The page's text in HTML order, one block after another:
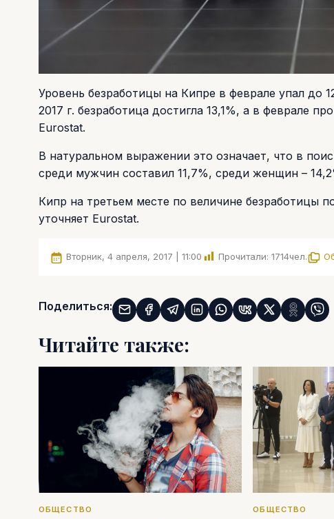
Уровень безработицы на Кипре в феврале упал
2017 г. безработица достигла 13,1%, а в феврале
Eurostat.
В натуральном выражении это означает, что в
среди мужчин составил 11,7%, среди женщин –
Кипр на третьем месте по величине безработицы
уточняет Eurostat.
Вторник, 4 апреля, 2017 | 11:00 Прочитали: 1714чел.
Поделиться:
Читайте также:
ОБЩЕСТВО ОБЩЕСТВО